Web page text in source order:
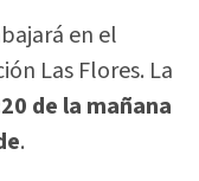
en el
Las Flores. La
de la mañana
.